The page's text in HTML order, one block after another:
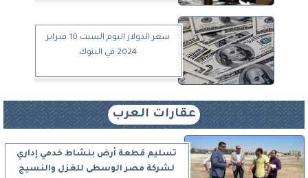
سعر الدولار اليوم السبت 10 فبراير
2024 في البنوك
عقارات العرب
تسليم قطعة أرض بنشاط خدمي إداري
لشركة مصر الوسطى للغزل والنسيج